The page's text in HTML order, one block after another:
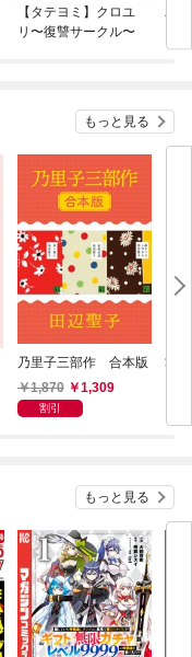
【タテヨミ】クロユ
リ〜復讐サークル〜
バ
今
もっと見る
乃里子三部作 合本版
1,870
1,309
割引
掌
もっと見る